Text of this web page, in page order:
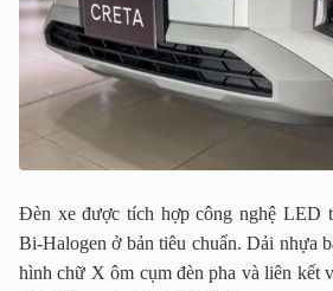
Đèn xe được tích hợp công nghệ LED
Bi-Halogen ở bản tiêu chuẩn. Dải nhựa
hình chữ X ôm cụm đèn pha và liên kết